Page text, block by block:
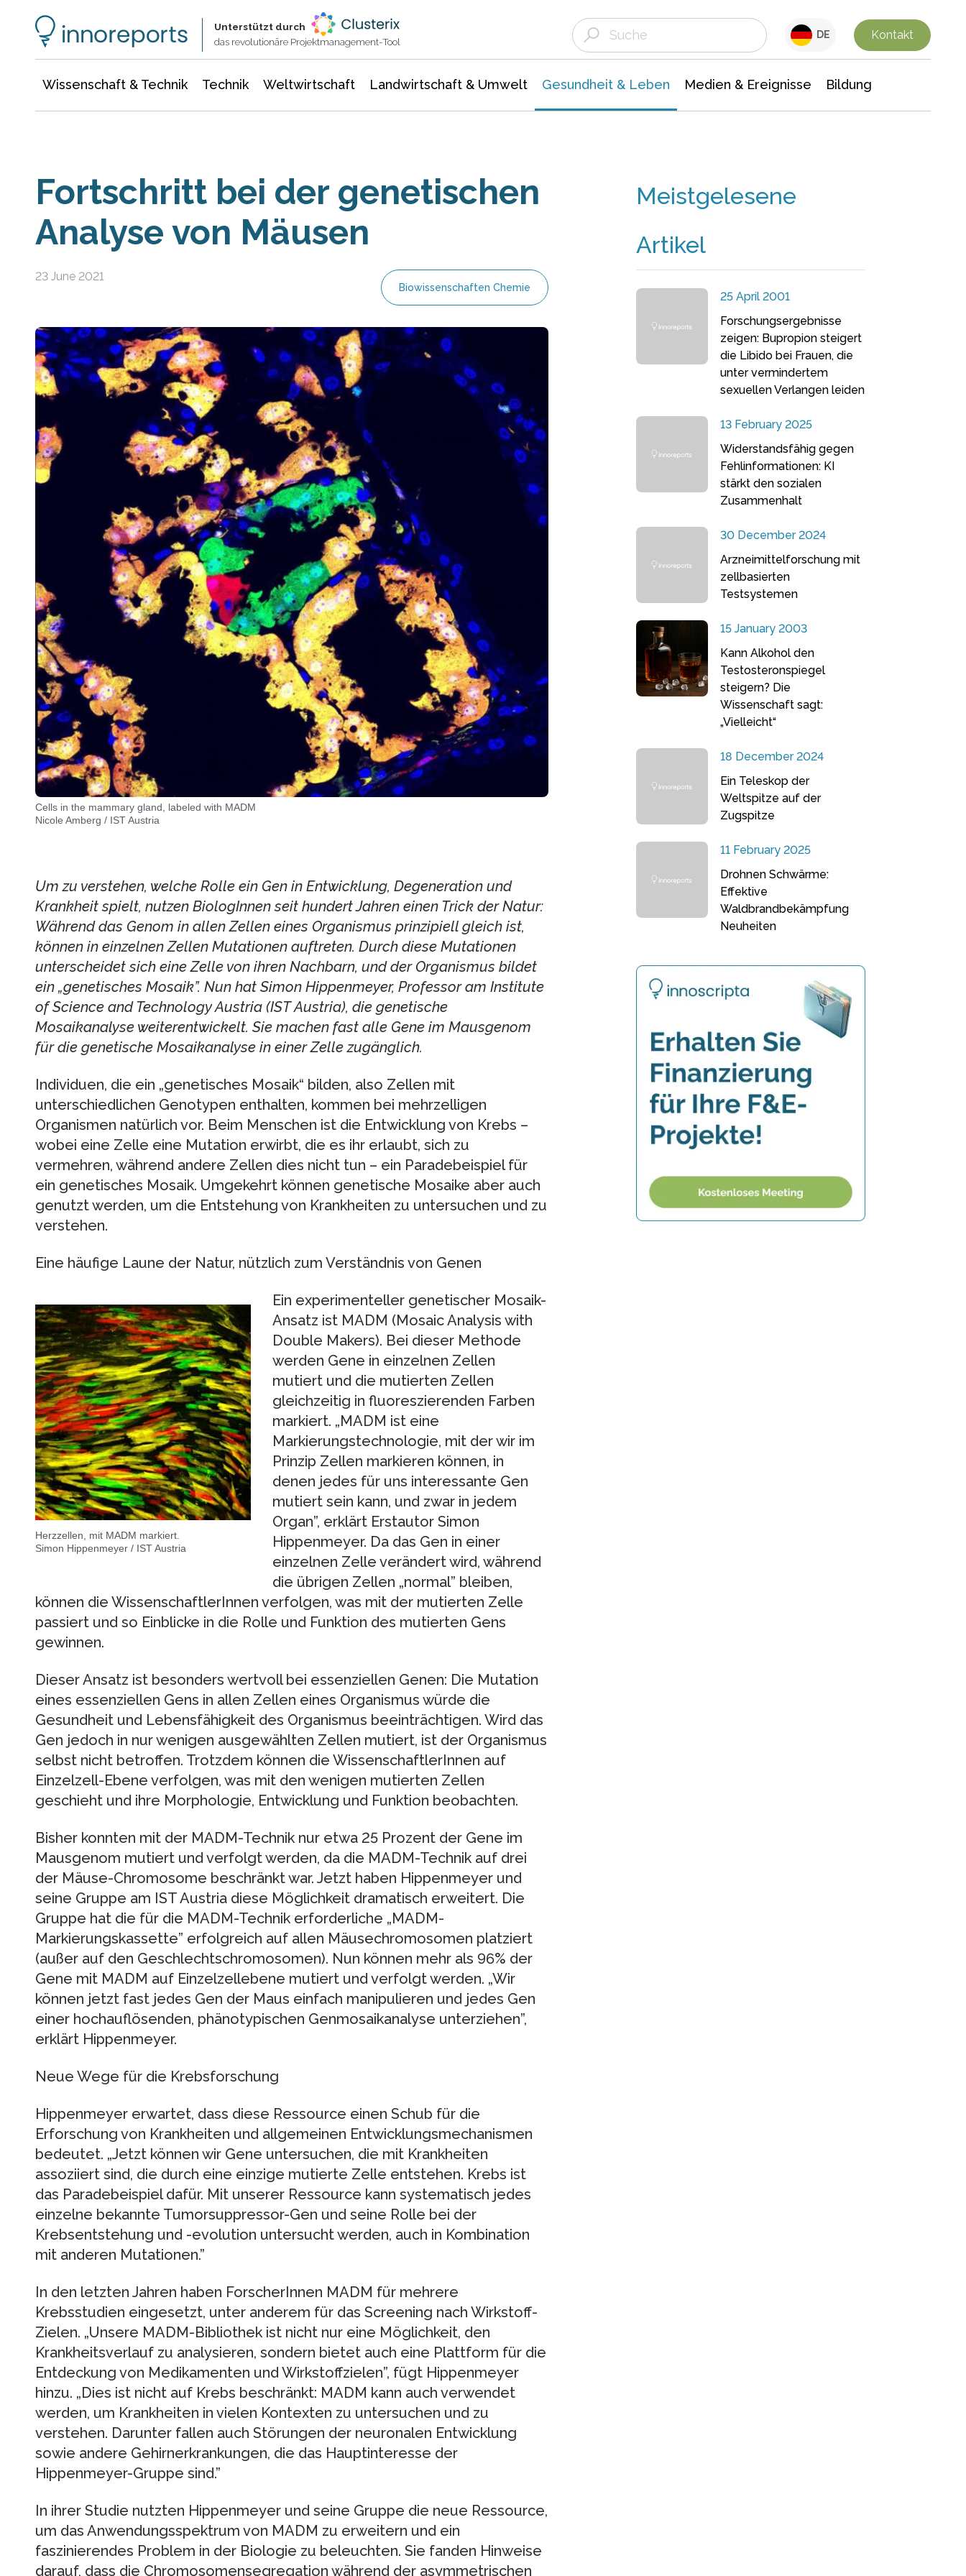
Unterstützt durch
das revolutionäre Projektmanagement-Tool
DE Kontakt
Wissenschaft & Technik Technik Weltwirtschaft Landwirtschaft & Umwelt Gesundheit & Leben Medien & Ereignisse Bildung
Fortschritt bei der genetischen
Analyse von Mäusen
23 June 2021
Biowissenschaften Chemie
Cells in the mammary gland, labeled with MADM
Nicole Amberg / IST Austria
Um zu verstehen, welche Rolle ein Gen in Entwicklung, Degeneration und
Krankheit spielt, nutzen BiologInnen seit hundert Jahren einen Trick der Natur:
Während das Genom in allen Zellen eines Organismus prinzipiell gleich ist,
können in einzelnen Zellen Mutationen auftreten. Durch diese Mutationen
unterscheidet sich eine Zelle von ihren Nachbarn, und der Organismus bildet
ein „genetisches Mosaik”. Nun hat Simon Hippenmeyer, Professor am Institute
of Science and Technology Austria (IST Austria), die genetische
Mosaikanalyse weiterentwickelt. Sie machen fast alle Gene im Mausgenom
für die genetische Mosaikanalyse in einer Zelle zugänglich.
Individuen, die ein „genetisches Mosaik“ bilden, also Zellen mit
unterschiedlichen Genotypen enthalten, kommen bei mehrzelligen
Organismen natürlich vor. Beim Menschen ist die Entwicklung von Krebs –
wobei eine Zelle eine Mutation erwirbt, die es ihr erlaubt, sich zu
vermehren, während andere Zellen dies nicht tun – ein Paradebeispiel für
ein genetisches Mosaik. Umgekehrt können genetische Mosaike aber auch
genutzt werden, um die Entstehung von Krankheiten zu untersuchen und zu
verstehen.
Eine häufige Laune der Natur, nützlich zum Verständnis von Genen
Herzzellen, mit MADM markiert.
Simon Hippenmeyer / IST Austria
Ein experimenteller genetischer Mosaik-
Ansatz ist MADM (Mosaic Analysis with
Double Makers). Bei dieser Methode
werden Gene in einzelnen Zellen
mutiert und die mutierten Zellen
gleichzeitig in fluoreszierenden Farben
markiert. „MADM ist eine
Markierungstechnologie, mit der wir im
Prinzip Zellen markieren können, in
denen jedes für uns interessante Gen
mutiert sein kann, und zwar in jedem
Organ”, erklärt Erstautor Simon
Hippenmeyer. Da das Gen in einer
einzelnen Zelle verändert wird, während
die übrigen Zellen „normal” bleiben,
können die WissenschaftlerInnen verfolgen, was mit der mutierten Zelle
passiert und so Einblicke in die Rolle und Funktion des mutierten Gens
gewinnen.
Dieser Ansatz ist besonders wertvoll bei essenziellen Genen: Die Mutation
eines essenziellen Gens in allen Zellen eines Organismus würde die
Gesundheit und Lebensfähigkeit des Organismus beeinträchtigen. Wird das
Gen jedoch in nur wenigen ausgewählten Zellen mutiert, ist der Organismus
selbst nicht betroffen. Trotzdem können die WissenschaftlerInnen auf
Einzelzell-Ebene verfolgen, was mit den wenigen mutierten Zellen
geschieht und ihre Morphologie, Entwicklung und Funktion beobachten.
Bisher konnten mit der MADM-Technik nur etwa 25 Prozent der Gene im
Mausgenom mutiert und verfolgt werden, da die MADM-Technik auf drei
der Mäuse-Chromosome beschränkt war. Jetzt haben Hippenmeyer und
seine Gruppe am IST Austria diese Möglichkeit dramatisch erweitert. Die
Gruppe hat die für die MADM-Technik erforderliche „MADM-
Markierungskassette” erfolgreich auf allen Mäusechromosomen platziert
(außer auf den Geschlechtschromosomen). Nun können mehr als 96% der
Gene mit MADM auf Einzelzellebene mutiert und verfolgt werden. „Wir
können jetzt fast jedes Gen der Maus einfach manipulieren und jedes Gen
einer hochauflösenden, phänotypischen Genmosaikanalyse unterziehen”,
erklärt Hippenmeyer.
Neue Wege für die Krebsforschung
Hippenmeyer erwartet, dass diese Ressource einen Schub für die
Erforschung von Krankheiten und allgemeinen Entwicklungsmechanismen
bedeutet. „Jetzt können wir Gene untersuchen, die mit Krankheiten
assoziiert sind, die durch eine einzige mutierte Zelle entstehen. Krebs ist
das Paradebeispiel dafür. Mit unserer Ressource kann systematisch jedes
einzelne bekannte Tumorsuppressor-Gen und seine Rolle bei der
Krebsentstehung und -evolution untersucht werden, auch in Kombination
mit anderen Mutationen.”
In den letzten Jahren haben ForscherInnen MADM für mehrere
Krebsstudien eingesetzt, unter anderem für das Screening nach Wirkstoff-
Zielen. „Unsere MADM-Bibliothek ist nicht nur eine Möglichkeit, den
Krankheitsverlauf zu analysieren, sondern bietet auch eine Plattform für die
Entdeckung von Medikamenten und Wirkstoffzielen”, fügt Hippenmeyer
hinzu. „Dies ist nicht auf Krebs beschränkt: MADM kann auch verwendet
werden, um Krankheiten in vielen Kontexten zu untersuchen und zu
verstehen. Darunter fallen auch Störungen der neuronalen Entwicklung
sowie andere Gehirnerkrankungen, die das Hauptinteresse der
Hippenmeyer-Gruppe sind.”
In ihrer Studie nutzten Hippenmeyer und seine Gruppe die neue Ressource,
um das Anwendungsspektrum von MADM zu erweitern und ein
faszinierendes Problem in der Biologie zu beleuchten. Sie fanden Hinweise
darauf, dass die Chromosomensegregation während der asymmetrischen
Meistgelesene
Artikel
25 April 2001
Forschungsergebnisse
zeigen: Bupropion steigert
die Libido bei Frauen, die
unter vermindertem
sexuellen Verlangen leiden
13 February 2025
Widerstandsfähig gegen
Fehlinformationen: KI
stärkt den sozialen
Zusammenhalt
30 December 2024
Arzneimittelforschung mit
zellbasierten
Testsystemen
15 January 2003
Kann Alkohol den
Testosteronspiegel
steigern? Die
Wissenschaft sagt:
„Vielleicht“
18 December 2024
Ein Teleskop der
Weltspitze auf der
Zugspitze
11 February 2025
Drohnen Schwärme:
Effektive
Waldbrandbekämpfung
Neuheiten